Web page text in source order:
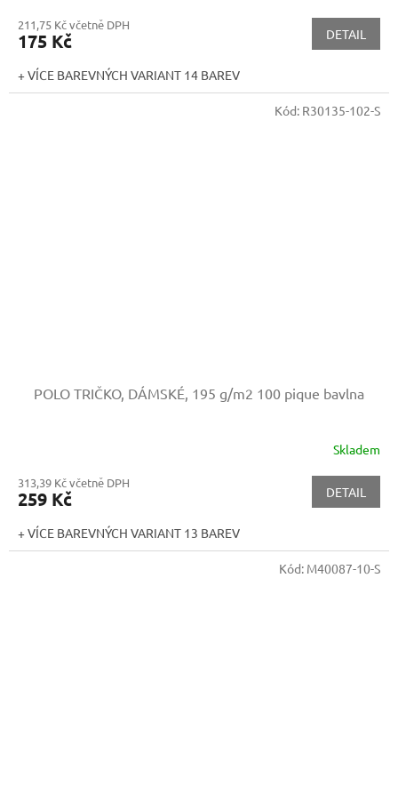
211,75 Kč včetně DPH
175 Kč DETAIL
+ VÍCE BAREVNÝCH VARIANT 14 BAREV
POLO TRIČKO, DÁMSKÉ, 195 g/m2 100 pique bavlna
Skladem
313,39 Kč včetně DPH
259 Kč DETAIL
+ VÍCE BAREVNÝCH VARIANT 13 BAREV
Kód: R30135-102-S
Kód: M40087-10-S